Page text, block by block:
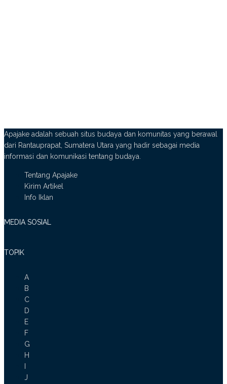
Apajake adalah sebuah situs budaya dan komunitas yang berawal
dari Rantauprapat, Sumatera Utara yang hadir sebagai media
informasi dan komunikasi tentang budaya.
Tentang Apajake
Kirim Artikel
Info Iklan
MEDIA SOSIAL
TOPIK
A
B
C
D
E
F
G
H
J